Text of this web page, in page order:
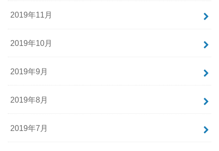
2019年11月
2019年10月
2019年9月
2019年8月
2019年7月